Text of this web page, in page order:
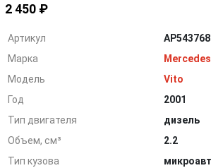
2 450 ₽
Артикул
Марка
Модель
Vito
Год
2001
Тип двигателя
дизель
Объем, см³
2.2
Тип кузова